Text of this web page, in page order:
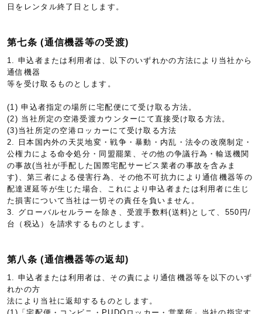
日をレンタル終了日とします。
第七条 (通信機器等の受渡)
1. 申込者または利用者は、以下のいずれかの方法により当社から
通信機器
等を受け取るものとします。
(1) 申込者指定の場所に宅配便にて受け取る方法。
(2) 当社所定の空港受渡カウンターにて直接受け取る方法。
(3)当社所定の空港ロッカーにて受け取る方法
2. 日本国内外の天災地変・戦争・暴動・内乱・法令の改廃制定・
公権力による命令処分・同盟罷業、その他の争議行為・輸送機関
の事故(当社が手配した国際宅配サービス業者の事故を含みま
す)、第三者による侵害行為、その他不可抗力により通信機器等の
配達遅延等が生じた場合、これにより申込者または利用者に生じ
た損害について当社は一切その責任を負いません。
3. グローバルセルラーを除き、受渡手数料(送料)として、550円/
台（税込）を請求するものとします。
第八条 (通信機器等の返却)
1. 申込者または利用者は、その責により通信機器等を以下のいず
れかの方
法により当社に返却するものとします。